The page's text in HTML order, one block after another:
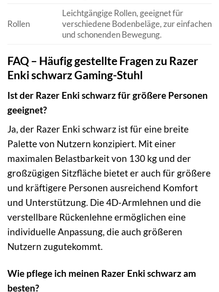
Rollen
Leichtgängige Rollen, geeignet für
verschiedene Bodenbeläge, zur einfachen
und schonenden Bewegung.
FAQ – Häufig gestellte Fragen zu Razer
Enki schwarz Gaming-Stuhl
Ist der Razer Enki schwarz für größere Personen
geeignet?
Ja, der Razer Enki schwarz ist für eine breite
Palette von Nutzern konzipiert. Mit einer
maximalen Belastbarkeit von 130 kg und der
großzügigen Sitzfläche bietet er auch für größere
und kräftigere Personen ausreichend Komfort
und Unterstützung. Die 4D-Armlehnen und die
verstellbare Rückenlehne ermöglichen eine
individuelle Anpassung, die auch größeren
Nutzern zugutekommt.
Wie pflege ich meinen Razer Enki schwarz am
besten?